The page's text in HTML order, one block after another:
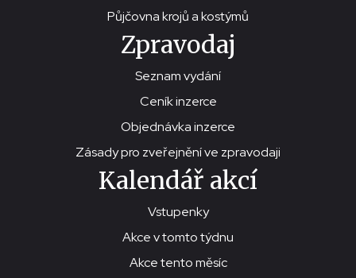
Půjčovna krojů a kostýmů
Zpravodaj
Seznam vydání
Ceník inzerce
Objednávka inzerce
Zásady pro zveřejnění ve zpravodaji
Kalendář akcí
Vstupenky
Akce v tomto týdnu
Akce tento měsíc